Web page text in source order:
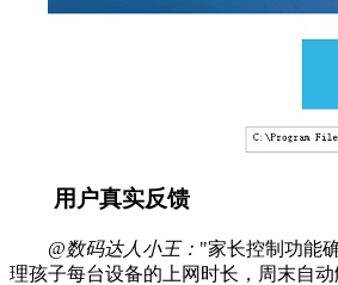
用户真实反馈
@数码达人小王： "家长控制功能
理孩子每台设备的上网时长，周末自